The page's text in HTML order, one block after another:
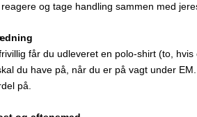
og tage handling sammen med
får du udleveret en polo-shirt (to,
du have på, når du er på vagt under
på.